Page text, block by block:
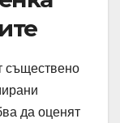
съществено
да оценят